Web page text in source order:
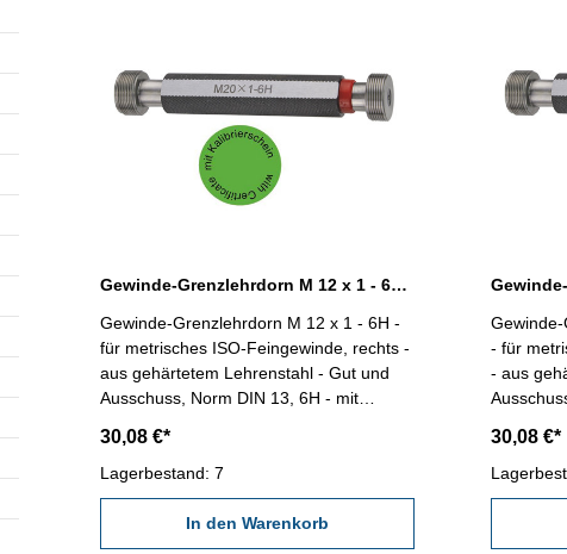
Gewinde-Grenzlehrdorn M 12 x 1 - 6H DIN 13
Gewinde-Grenzlehrdorn M 12 x 1 - 6H -
für metrisches ISO-Feingewinde, rechts -
aus gehärtetem Lehrenstahl - Gut und
Ausschuss, Norm DIN 13, 6H - mit
30,08 €*
Lagerbestand: 7
In den Warenkorb
- für
- aus
30,08 €*